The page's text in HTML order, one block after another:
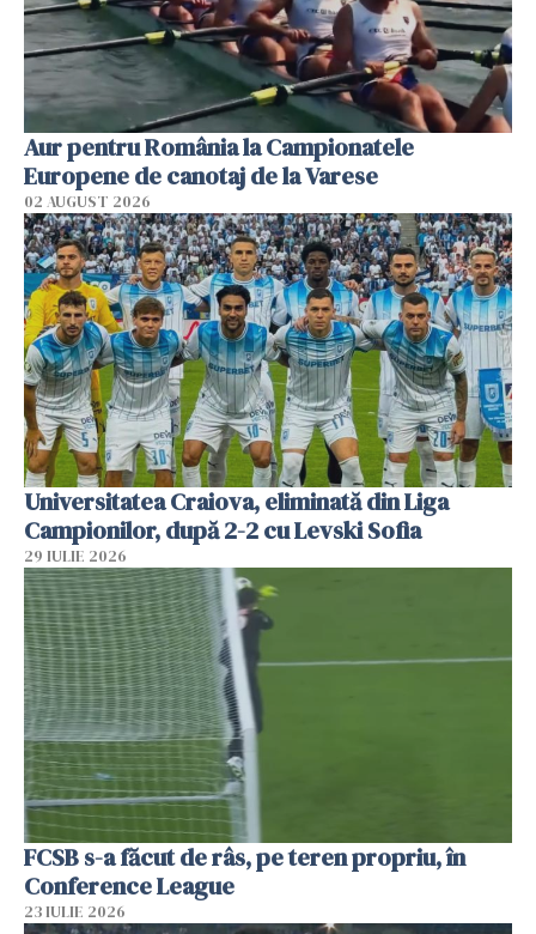
Aur pentru România la Campionatele
Europene de canotaj de la Varese
02 AUGUST 2026
Universitatea Craiova, eliminată din Liga
Campionilor, după 2-2 cu Levski Sofia
29 IULIE 2026
FCSB s-a făcut de râs, pe teren propriu, în
Conference League
23 IULIE 2026